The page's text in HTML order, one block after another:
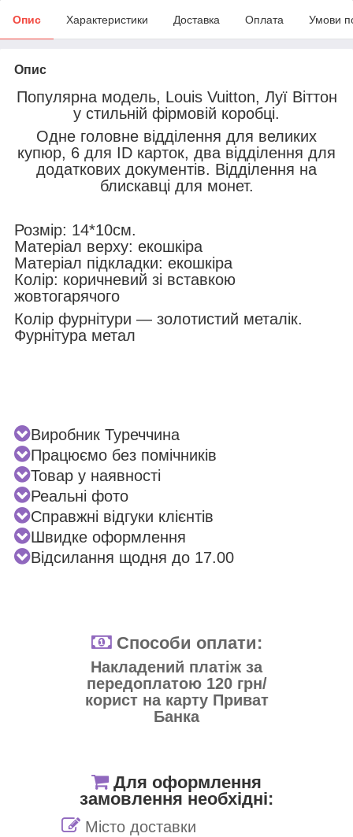
Опис Характеристики Доставка Оплата Умови
Опис
Популярна модель, Louis Vuitton, Луї Віттон
у стильній фірмовій коробці.
Одне головне відділення для великих
купюр, 6 для ID карток, два відділення для
додаткових документів. Відділення на
блискавці для монет.
Розмір: 14*10см.
Матеріал верху: екошкіра
Матеріал підкладки: екошкіра
Колір: коричневий зі вставкою
жовтогарячого
Колір фурнітури — золотистий металік.
Фурнітура метал
Виробник Туреччина
Працюємо без помічників
Товар у наявності
Реальні фото
Справжні відгуки клієнтів
Швидке оформлення
Відсилання щодня до 17.00
Способи оплати:
Накладений платіж за
передоплатою 120 грн/
корист на карту Приват
Банка
Для оформлення
замовлення необхідні:
Місто доставки